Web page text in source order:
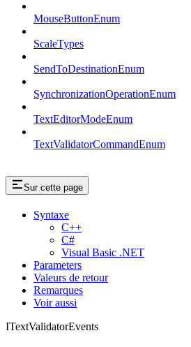
MouseButtonEnum
ScaleTypes
SendToDestinationEnum
SynchronizationOperationEnum
TextEditorModeEnum
TextValidatorCommandEnum
Sur cette page
Syntaxe
C++
C#
Visual Basic .NET
Parameters
Valeurs de retour
Remarques
Voir aussi
ITextValidatorEvents